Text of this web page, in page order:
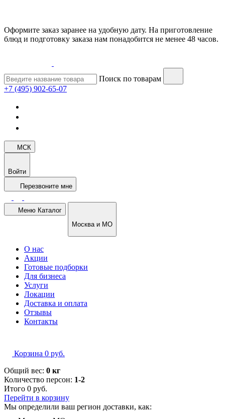
Оформите заказ заранее на удобную дату. На приготовление
блюд и подготовку заказа нам понадобится не менее 48 часов.
Поиск по товарам
+7 (495) 902-65-07
МСК
Войти
Перезвоните мне
Меню Каталог
Москва и МО
О нас
Акции
Готовые подборки
Для бизнеса
Услуги
Локации
Доставка и оплата
Отзывы
Контакты
Корзина 0 руб.
Общий вес: 0 кг
Количество персон: 1-2
Итого 0 руб.
Перейти в корзину
Мы определили ваш регион доставки, как: